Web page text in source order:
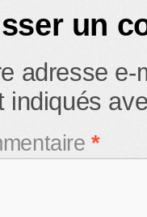
un
adresse e-
indiqués
*